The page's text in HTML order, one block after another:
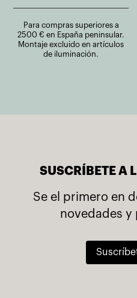
Para compras superiores a
2500 € en España peninsular.
Montaje excluido en artículos
de iluminación.
SUSCRÍBETE A
Se el primero en
novedades y